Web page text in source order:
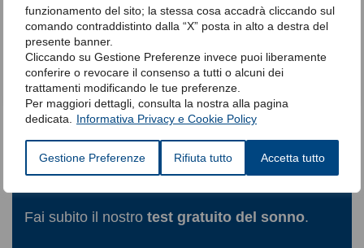
funzionamento del sito; la stessa cosa accadrà cliccando sul
comando contraddistinto dalla “X” posta in alto a destra del
presente banner.
Cliccando su Gestione Preferenze invece puoi liberamente
conferire o revocare il consenso a tutti o alcuni dei
trattamenti modificando le tue preferenze.
Per maggiori dettagli, consulta la nostra alla pagina
dedicata.
Informativa Privacy e Cookie Policy
Gestione Preferenze Rifiuta tutto Accetta tutto
Temi di soffrire di apnee notturne?
Fai subito il nostro test gratuito del sonno.